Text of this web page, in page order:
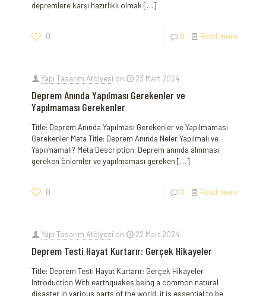
depremlere karşı hazırlıklı olmak […]
0 0 Read more
Yapı Tasarım Atölyesi on 23 Mart 2024
Deprem Anında Yapılması Gerekenler ve
Yapılmaması Gerekenler
Title: Deprem Anında Yapılması Gerekenler ve Yapılmaması
Gerekenler Meta Title: Deprem Anında Neler Yapılmalı ve
Yapılmamalı? Meta Description: Deprem anında alınması
gereken önlemler ve yapılmaması gereken […]
0 0 Read more
Yapı Tasarım Atölyesi on 22 Mart 2024
Deprem Testi Hayat Kurtarır: Gerçek Hikayeler
Title: Deprem Testi Hayat Kurtarır: Gerçek Hikayeler
Introduction With earthquakes being a common natural
disaster in various parts of the world, it is essential to be